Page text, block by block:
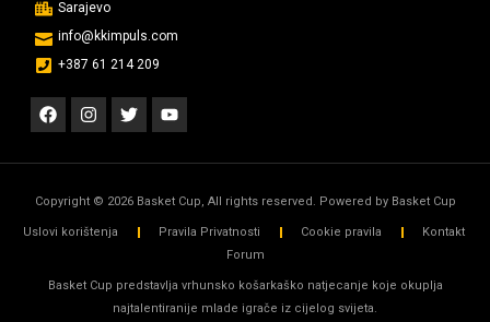
Sarajevo
info@kkimpuls.com​
+387 61 214 209
Copyright © 2026 Basket Cup, All rights reserved. Powered by Basket Cup
Uslovi korištenja Pravila Privatnosti Cookie pravila
Kontakt
Forum
Basket Cup predstavlja vrhunsko košarkaško natjecanje koje okuplja
najtalentiranije mlade igrače iz cijelog svijeta.